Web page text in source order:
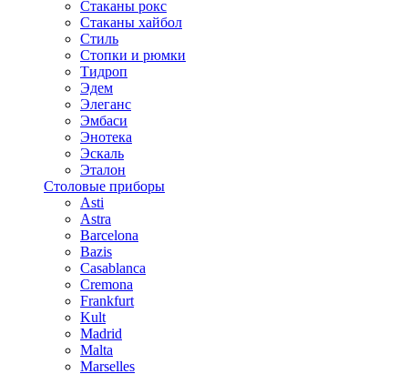
Стаканы рокс
Стаканы хайбол
Стиль
Стопки и рюмки
Тидроп
Эдем
Элеганс
Эмбаси
Энотека
Эскаль
Эталон
Столовые приборы
Asti
Astra
Barcelona
Bazis
Casablanca
Cremona
Frankfurt
Kult
Madrid
Malta
Marselles